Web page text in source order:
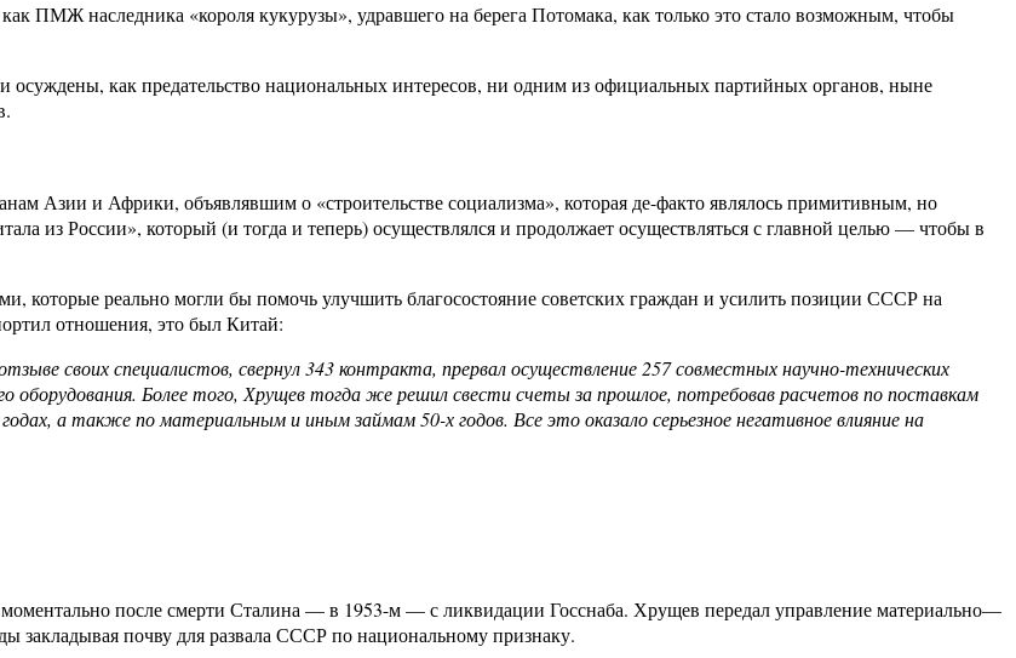
ПМЖ наследника «короля кукурузы», удравшего на берега Потомака, как только это стало возможным, чтобы
как предательство национальных интересов, ни одним из официальных партийных органов, ныне
Азии и Африки, объявлявшим о «строительстве социализма», которая де-факто являлось примитивным, но
из России», который (и тогда и теперь) осуществлялся и продолжает осуществляться с главной целью — чтобы в
которые реально могли бы помочь улучшить благосостояние советских граждан и усилить позиции СССР на
отношения, это был Китай:
своих специалистов, свернул 343 контракта, прервал осуществление 257 совместных научно-технических
оборудования. Более того, Хрущев тогда же решил свести счеты за прошлое, потребовав расчетов по поставкам
а также по материальным и иным займам 50-х годов. Все это оказало серьезное негативное влияние на
после смерти Сталина — в 1953-м — с ликвидации Госснаба. Хрущев передал управление материально—
закладывая почву для развала СССР по национальному признаку.